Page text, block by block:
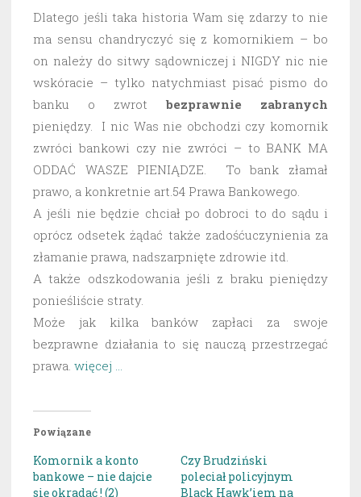
Dlatego jeśli taka historia Wam się zdarzy to nie
ma sensu chandryczyć się z komornikiem – bo
on należy do sitwy sądowniczej i NIGDY nic nie
wskóracie – tylko natychmiast pisać pismo do
banku o zwrot bezprawnie
zabranych
pieniędzy. I nic Was nie obchodzi czy komornik
zwróci bankowi czy nie zwróci – to BANK MA
ODDAĆ WASZE PIENIĄDZE. To bank złamał
prawo, a konkretnie art.54 Prawa Bankowego.
A jeśli nie będzie chciał po dobroci to do sądu i
oprócz odsetek żądać także zadośćuczynienia za
złamanie prawa, nadszarpnięte zdrowie itd.
A także odszkodowania jeśli z braku pieniędzy
ponieśliście straty.
Może jak kilka banków zapłaci za swoje
bezprawne działania to się nauczą przestrzegać
prawa. więcej …
Powiązane
Komornik a konto
bankowe – nie dajcie
się okradać ! (2)
Czy Brudziński
poleciał policyjnym
Black Hawk’iem na